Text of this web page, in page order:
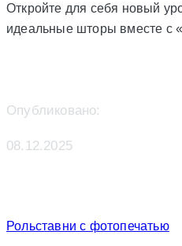
Откройте для себя новый
идеальные шторы вместе с
Опубликовано:
08.12.2025
Рольставни с фотопечатью